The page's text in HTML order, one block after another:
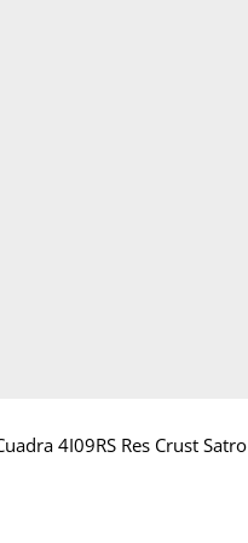
4I09RS Res Crust Satro